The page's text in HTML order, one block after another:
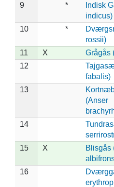
9 *
Indisk
indicus)
10 *
rossii)
11 X Grågås
12
fabalis)
13
(Anser
14
15 X
Blisgås
16